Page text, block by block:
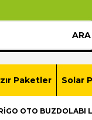
ARA
Paketler Solar
OTO BUZDOLABI